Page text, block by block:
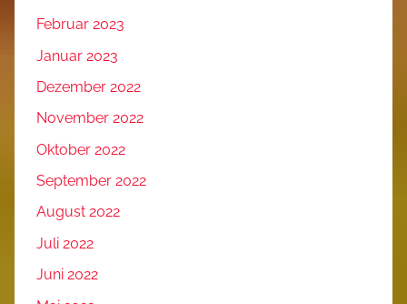
Februar 2023
Januar 2023
Dezember 2022
November 2022
Oktober 2022
September 2022
August 2022
Juli 2022
Juni 2022